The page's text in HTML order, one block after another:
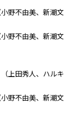
野不由美、新潮文
野不由美、 新潮文
上田秀人、ハルキ
野不由美、新潮文